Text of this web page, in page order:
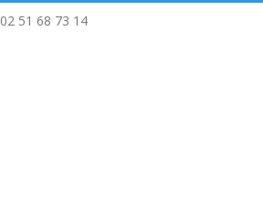
02 51 68 73 14